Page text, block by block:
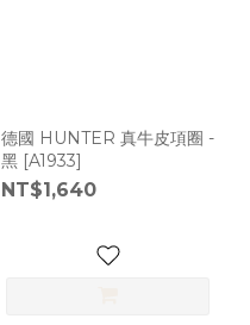
德國 HUNTER 真牛皮項圈 -
黑 [A1933]
NT$1,640